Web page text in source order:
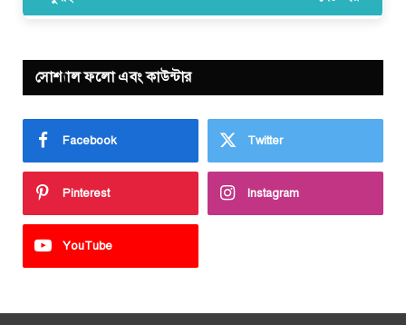
সোশ্যাল ফলো এবং কাউন্টার
Facebook Twitter
Pinterest Instagram
YouTube